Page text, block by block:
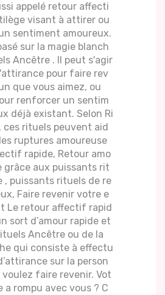
appelé retour affecti
visant à attirer ou
sentiment amoureux.
sur la magie blanch
Ancêtre . Il peut s'agir
pour faire rev
que vous aimez, ou
renforcer un sentim
déjà existant. Selon Ri
ces rituels peuvent aid
ruptures amoureuse
rapide, Retour amo
grâce aux puissants rit
, puissants rituels de re
Faire revenir votre e
Le retour affectif rapid
sort d’amour rapide et
Ancêtre ou de la
qui consiste à effectu
sur la person
voulez faire revenir. Vot
a rompu avec vous ? C